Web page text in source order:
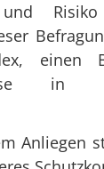
Risiko
einen
in
Anliegen